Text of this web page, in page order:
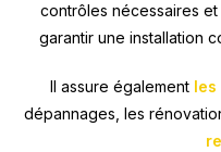
contrôles nécessaires
garantir une installation
Il assure également les
dépannages, les